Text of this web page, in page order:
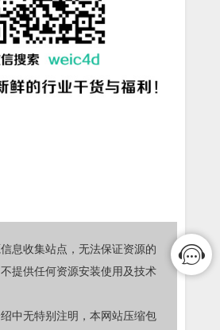
息收集站点，无法保证资源的
提供任何资源安装使用及技术
中无特别注明，本网站压缩包